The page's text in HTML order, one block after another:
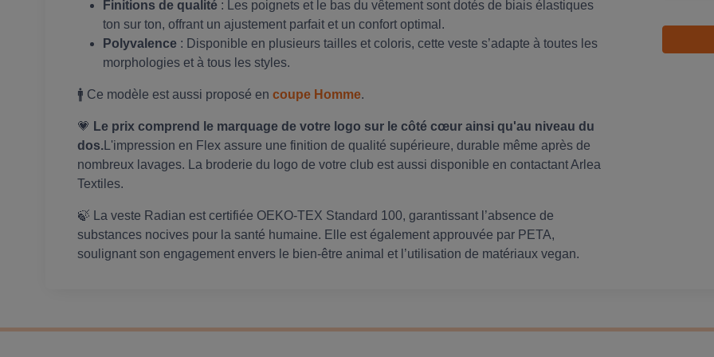
Finitions de qualité : Les poignets et le bas du vêtement sont dotés de biais élastiques
ton sur ton, offrant un ajustement parfait et un confort optimal.
Polyvalence : Disponible en plusieurs tailles et coloris, cette veste s’adapte à toutes les
morphologies et à tous les styles.
🚹 Ce modèle est aussi proposé en coupe Homme.
💗 Le prix comprend le marquage de votre logo sur le côté cœur ainsi qu'au niveau du
dos. L'impression en Flex assure une finition de qualité supérieure, durable même après de
nombreux lavages. La broderie du logo de votre club est aussi disponible en contactant Arlea
Textiles.
🍃 La veste Radian est certifiée OEKO-TEX Standard 100, garantissant l’absence de
substances nocives pour la santé humaine. Elle est également approuvée par PETA,
soulignant son engagement envers le bien-être animal et l’utilisation de matériaux vegan.